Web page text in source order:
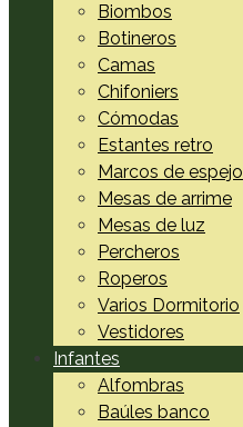
Biombos
Botineros
Camas
Chifoniers
Cómodas
Estantes retro
Marcos de espejo
Mesas de arrime
Mesas de luz
Percheros
Roperos
Varios Dormitorio
Vestidores
Infantes
Alfombras
Baúles banco